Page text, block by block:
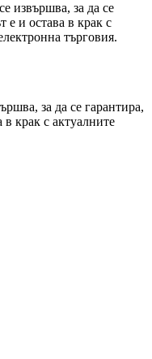
извършва, за да се
е и остава в крак с
търговия.
за да се гарантира,
в крак с актуалните